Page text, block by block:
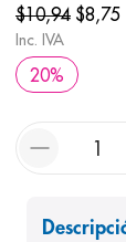
$10,94 $8,75
Inc. IVA
20%
3.
4. cerave
bioderma
8.